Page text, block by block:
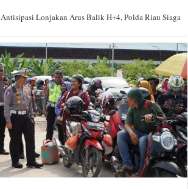
Antisipasi Lonjakan Arus Balik H+4, Polda Riau Siaga